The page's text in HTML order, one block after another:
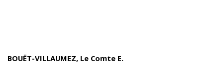
BOUËT-VILLAUMEZ, Le Comte E.